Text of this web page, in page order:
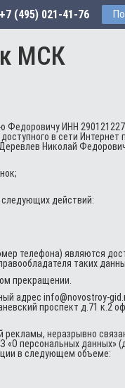
+7 (495) 021-41-76
МСК
Федоровичу ИНН
в сети Интернет
Николай
действий:
телефона) являются
таких
прекращении.
адрес info@novostroy-
проспект д.71 к.2
рекламы, неразрывно
«О персональных данных»
в следующем объеме: